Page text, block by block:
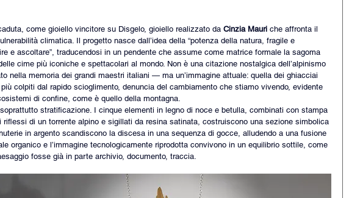
come gioiello vincitore su Disgelo, gioiello realizzato da Cinzia Mauri che affronta il
climatica. Il progetto nasce dall’idea della “potenza della natura, fragile e
e ascoltare”, traducendosi in un pendente che assume come matrice formale la sagoma
cime più iconiche e spettacolari al mondo. Non è una citazione nostalgica dell’alpinismo
nella memoria dei grandi maestri italiani — ma un’immagine attuale: quella dei ghiacciai
colpiti dal rapido scioglimento, denuncia del cambiamento che stiamo vivendo, evidente
di confine, come è quello della montagna.
stratificazione. I cinque elementi in legno di noce e betulla, combinati con stampa
riflessi di un torrente alpino e sigillati da resina satinata, costruiscono una sezione simbolica
in argento scandiscono la discesa in una sequenza di gocce, alludendo a una fusione
organico e l’immagine tecnologicamente riprodotta convivono in un equilibrio sottile, come
fosse già in parte archivio, documento, traccia.